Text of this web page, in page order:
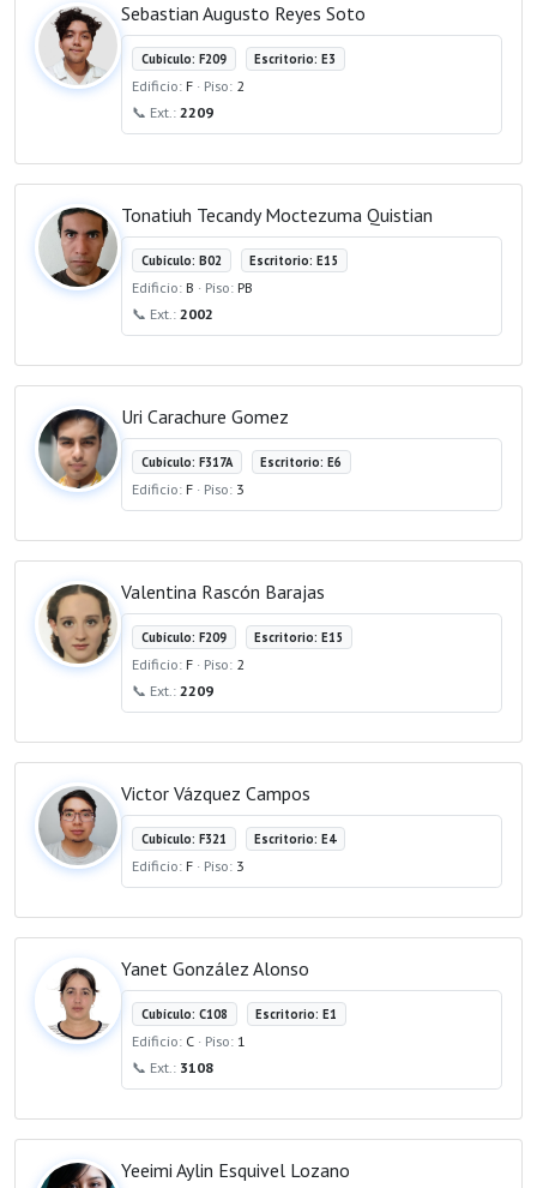
Sebastian Augusto Reyes Soto
Cubículo: F209 Escritorio: E3
Edificio: F · Piso: 2
📞 Ext.: 2209
Tonatiuh Tecandy Moctezuma Quistian
Cubículo: B02 Escritorio: E15
Edificio: B · Piso: PB
📞 Ext.: 2002
Uri Carachure Gomez
Cubículo: F317A Escritorio: E6
Edificio: F · Piso: 3
Valentina Rascón Barajas
Cubículo: F209 Escritorio: E15
Edificio: F · Piso: 2
📞 Ext.: 2209
Victor Vázquez Campos
Cubículo: F321 Escritorio: E4
Edificio: F · Piso: 3
Yanet González Alonso
Cubículo: C108 Escritorio: E1
Edificio: C · Piso: 1
📞 Ext.: 3108
Yeeimi Aylin Esquivel Lozano